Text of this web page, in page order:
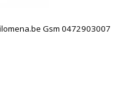
Gsm 0472903007